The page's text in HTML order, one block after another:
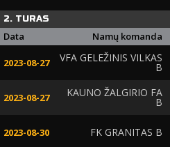
2. TURAS
Data Namų komanda
2023-08-27 VFA GELEŽINIS VILKAS
B
2023-08-27 KAUNO ŽALGIRIO FA
B
2023-08-30 FK GRANITAS B